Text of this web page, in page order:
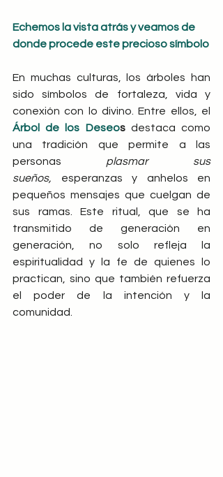
Echemos la vista atrás y veamos de
donde procede este precioso símbolo
En muchas culturas, los árboles han
sido símbolos de fortaleza, vida y
conexión con lo divino. Entre ellos, el
Árbol de los Deseos destaca como
una tradición que permite a las
personas plasmar sus
sueños, esperanzas y anhelos en
pequeños mensajes que cuelgan de
sus ramas. Este ritual, que se ha
transmitido de generación en
generación, no solo refleja la
espiritualidad y la fe de quienes lo
practican, sino que también refuerza
el poder de la intención y la
comunidad.